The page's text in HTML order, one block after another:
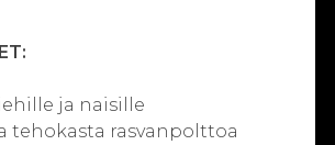
ja naisille
tehokasta rasvanpolttoa